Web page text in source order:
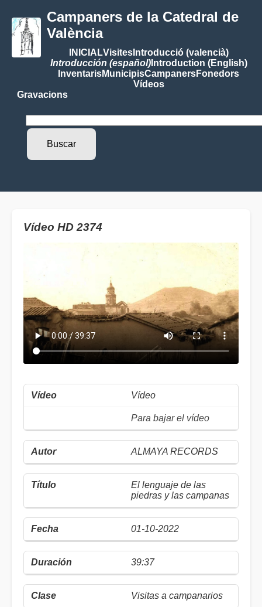
Campaners de la Catedral de
València
INICIALVisitesIntroducció (valencià)
Introducción (español)Introduction (English)
InventarisMunicipisCampanersFonedors
Vídeos
Gravacions
Vídeo HD 2374
Vídeo
Para bajar el vídeo
ALMAYA RECORDS
El lenguaje de las
piedras y las campanas
01-10-2022
39:37
Visitas a campanarios